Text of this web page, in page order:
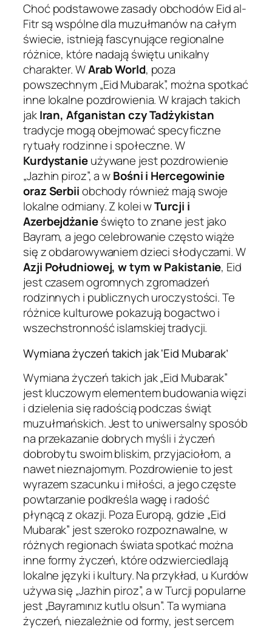
Choć podstawowe zasady obchodów Eid al-
Fitr są wspólne dla muzułmanów na całym
świecie, istnieją fascynujące regionalne
różnice, które nadają świętu unikalny
charakter. WArab World, poza
powszechnym „Eid Mubarak”, można spotkać
inne lokalne pozdrowienia. W krajach takich
jakIran, Afganistan czy Tadżykistan
tradycje mogą obejmować specyficzne
rytuały rodzinne i społeczne. W
Kurdystanieużywane jest pozdrowienie
„Jazhin piroz”, a wBośni i Hercegowinie
oraz Serbiiobchody również mają swoje
lokalne odmiany. Z kolei wTurcji i
Azerbejdżanieświęto to znane jest jako
Bayram, a jego celebrowanie często wiąże
się z obdarowywaniem dzieci słodyczami. W
Azji Południowej, w tym w Pakistanie, Eid
jest czasem ogromnych zgromadzeń
rodzinnych i publicznych uroczystości. Te
różnice kulturowe pokazują bogactwo i
wszechstronność islamskiej tradycji.
Wymiana życzeń takich jak 'Eid Mubarak’
Wymiana życzeń takich jak „Eid Mubarak”
jest kluczowym elementem budowania więzi
i dzielenia się radością podczas świąt
muzułmańskich. Jest to uniwersalny sposób
na przekazanie dobrych myśli i życzeń
dobrobytu swoim bliskim, przyjaciołom, a
nawet nieznajomym. Pozdrowienie to jest
wyrazem szacunku i miłości, a jego częste
powtarzanie podkreśla wagę i radość
płynącą z okazji. Poza Europą, gdzie „Eid
Mubarak” jest szeroko rozpoznawalne, w
różnych regionach świata spotkać można
inne formy życzeń, które odzwierciedlają
lokalne języki i kultury. Na przykład, u Kurdów
używa się „Jazhin piroz”, a w Turcji popularne
jest „Bayramınız kutlu olsun”. Ta wymiana
życzeń, niezależnie od formy, jest sercem